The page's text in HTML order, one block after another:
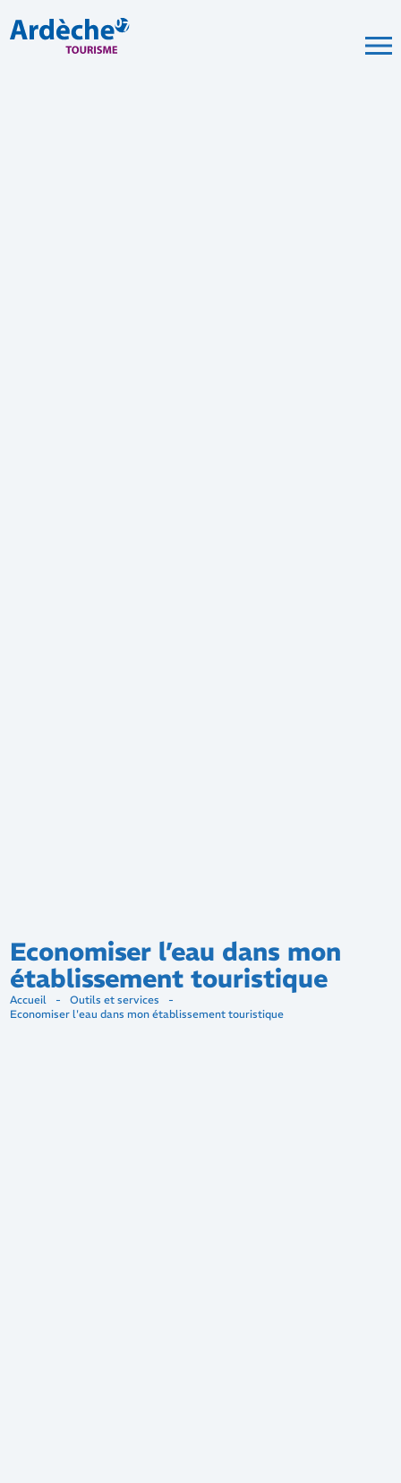
Economiser l’eau dans mon
établissement touristique
Accueil - Outils et services
-
Economiser l'eau dans mon établissement touristique